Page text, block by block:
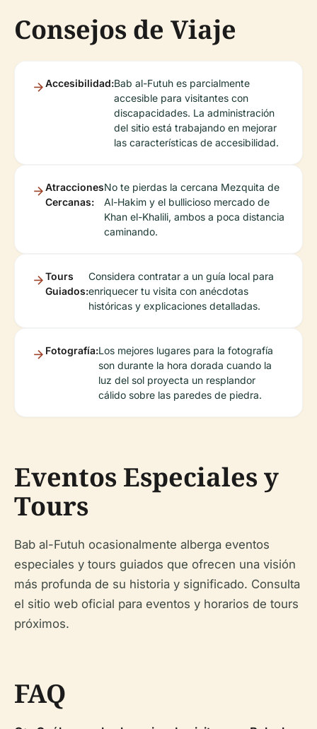
Consejos de Viaje
Accesibilidad:Bab al-Futuh es parcialmente
accesible para visitantes con
discapacidades. La administración
del sitio está trabajando en mejorar
las características de accesibilidad.
Atracciones
Cercanas:
No te pierdas la cercana Mezquita de
Al-Hakim y el bullicioso mercado de
Khan el-Khalili, ambos a poca distancia
caminando.
Tours
Guiados:
Considera contratar a un guía local para
enriquecer tu visita con anécdotas
históricas y explicaciones detalladas.
Fotografía:Los mejores lugares para la fotografía
son durante la hora dorada cuando la
luz del sol proyecta un resplandor
cálido sobre las paredes de piedra.
Eventos Especiales y
Tours
Bab al-Futuh ocasionalmente alberga eventos
especiales y tours guiados que ofrecen una visión
más profunda de su historia y significado. Consulta
el sitio web oficial para eventos y horarios de tours
próximos.
FAQ